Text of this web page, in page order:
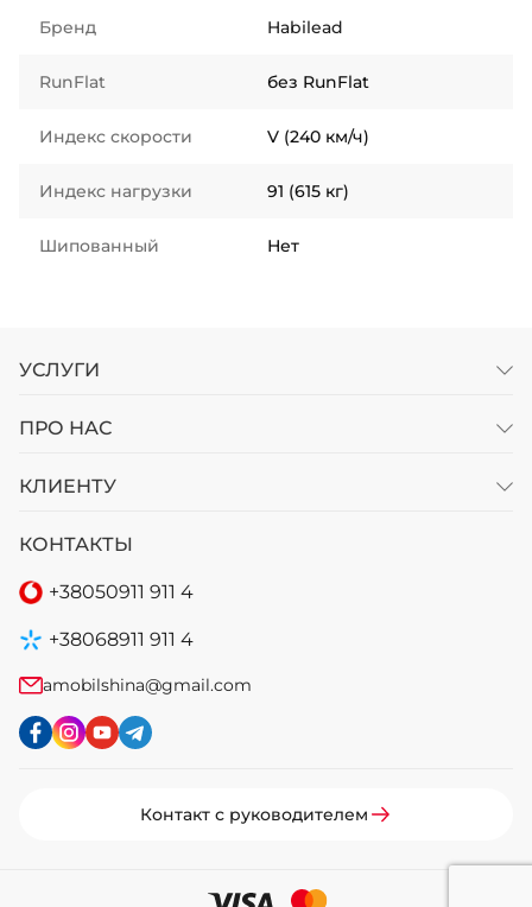
Бренд Habilead
RunFlat без RunFlat
Индекс скорости V (240 км/ч)
Индекс нагрузки 91 (615 кг)
Шипованный Нет
УСЛУГИ
ПРО НАС
КЛИЕНТУ
КОНТАКТЫ
+38050911 911 4
+38068911 911 4
amobilshina@gmail.com
Контакт с руководителем